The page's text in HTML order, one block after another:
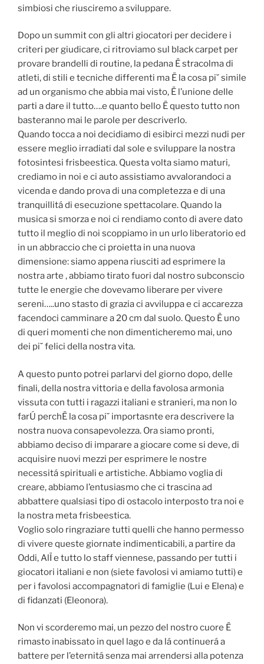
simbiosi che riusciremo a sviluppare.
Dopo un summit con gli altri giocatori per decidere i
criteri per giudicare, ci ritroviamo sul black carpet per
provare brandelli di routine, la pedana Ë stracolma di
atleti, di stili e tecniche differenti ma Ë la cosa pi˘ simile
ad un organismo che abbia mai visto, Ë l’unione delle
parti a dare il tutto….e quanto bello Ë questo tutto non
basteranno mai le parole per descriverlo.
Quando tocca a noi decidiamo di esibirci mezzi nudi per
essere meglio irradiati dal sole e sviluppare la nostra
fotosintesi frisbeestica. Questa volta siamo maturi,
crediamo in noi e ci auto assistiamo avvalorandoci a
vicenda e dando prova di una completezza e di una
tranquillitá di esecuzione spettacolare. Quando la
musica si smorza e noi ci rendiamo conto di avere dato
tutto il meglio di noi scoppiamo in un urlo liberatorio ed
in un abbraccio che ci proietta in una nuova
dimensione: siamo appena riusciti ad esprimere la
nostra arte , abbiamo tirato fuori dal nostro subconscio
tutte le energie che dovevamo liberare per vivere
sereni…..uno stasto di grazia ci avviluppa e ci accarezza
facendoci camminare a 20 cm dal suolo. Questo Ë uno
di queri momenti che non dimenticheremo mai, uno
dei pi˘ felici della nostra vita.
A questo punto potrei parlarvi del giorno dopo, delle
finali, della nostra vittoria e della favolosa armonia
vissuta con tutti i ragazzi italiani e stranieri, ma non lo
farÚ perchË la cosa pi˘ importasnte era descrivere la
nostra nuova consapevolezza. Ora siamo pronti,
abbiamo deciso di imparare a giocare come si deve, di
acquisire nuovi mezzi per esprimere le nostre
necessitá spirituali e artistiche. Abbiamo voglia di
creare, abbiamo l’entusiasmo che ci trascina ad
abbattere qualsiasi tipo di ostacolo interposto tra noi e
la nostra meta frisbeestica.
Voglio solo ringraziare tutti quelli che hanno permesso
di vivere queste giornate indimenticabili, a partire da
Oddi, AlÏ e tutto lo staff viennese, passando per tutti i
giocatori italiani e non (siete favolosi vi amiamo tutti) e
per i favolosi accompagnatori di famiglie (Lui e Elena) e
di fidanzati (Eleonora).
Non vi scorderemo mai, un pezzo del nostro cuore Ë
rimasto inabissato in quel lago e da lá continuerá a
battere per l’eternitá senza mai arrendersi alla potenza